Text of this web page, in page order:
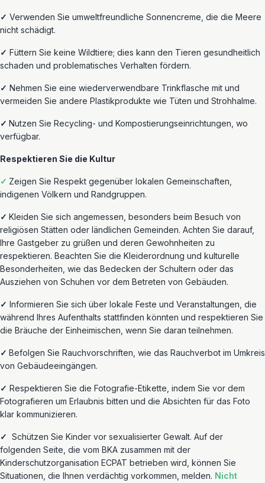
✓ Verwenden Sie umweltfreundliche Sonnencreme, die die Meere
nicht schädigt.
✓ Füttern Sie keine Wildtiere; dies kann den Tieren gesundheitlich
schaden und problematisches Verhalten fördern.
✓ Nehmen Sie eine wiederverwendbare Trinkflasche mit und
vermeiden Sie andere Plastikprodukte wie Tüten und Strohhalme.
✓ Nutzen Sie Recycling- und Kompostierungseinrichtungen, wo
verfügbar.
Respektieren Sie die Kultur
✓ Zeigen Sie Respekt gegenüber lokalen Gemeinschaften,
indigenen Völkern und Randgruppen.
✓ Kleiden Sie sich angemessen, besonders beim Besuch von
religiösen Stätten oder ländlichen Gemeinden. Achten Sie darauf,
Ihre Gastgeber zu grüßen und deren Gewohnheiten zu
respektieren. Beachten Sie die Kleiderordnung und kulturelle
Besonderheiten , wie das Bedecken der Schultern oder das
Ausziehen von Schuhen vor dem Betreten von Gebäuden.
✓ Informieren Sie sich über lokale Feste und Veranstaltungen, die
während Ihres Aufenthalts stattfinden könnten und respektieren Sie
die Bräuche der Einheimischen, wenn Sie daran teilnehmen.
✓ Befolgen Sie Rauchvorschriften, wie das Rauchverbot im Umkreis
von Gebäudeeingängen.
✓ Respektieren Sie die Fotografie-Etikette, indem Sie vor dem
Fotografieren um Erlaubnis bitten und die Absichten für das Foto
klar kommunizieren.
✓ Schützen Sie Kinder vor sexualisierter Gewalt. Auf der
folgenden Seite, die vom BKA zusammen mit der
Kinderschutzorganisation ECPAT betrieben wird, können Sie
Situationen, die Ihnen verdächtig vorkommen, melden. Nicht